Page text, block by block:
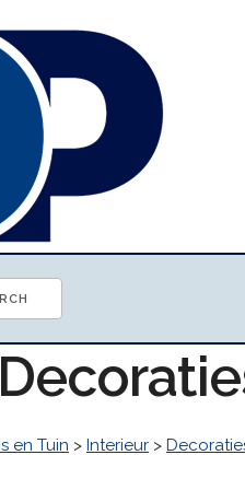
en Tuin > Interieur >